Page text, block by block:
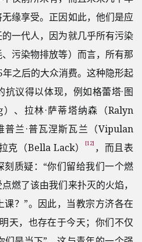
缘享受。正因如此，他们是应
一代人，因为就几乎所有污染
污染物排放等）而言，所有那
之后的大众消费。这种隐形起
议得以体现，例如格蕾塔·图
、拉林·萨蒂塔纳森（Ralyn
普兰·普瓦涅斯瓦兰（Vipulan
克（Bella Lack）
[12] ，而且表
质疑：“你们留给我们一个燃
燃了该由我们来扑灭的火焰，
？”。因此，当教宗方济各在
天，也存在于今天；你们不仅